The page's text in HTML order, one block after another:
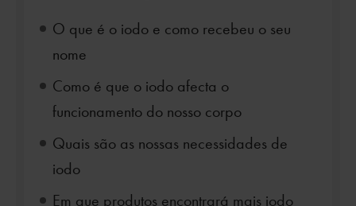
O que é o iodo e como recebeu o seu
nome
Como é que o iodo afecta o
funcionamento do nosso corpo
Quais são as nossas necessidades de
iodo
Em que produtos encontrará mais iodo